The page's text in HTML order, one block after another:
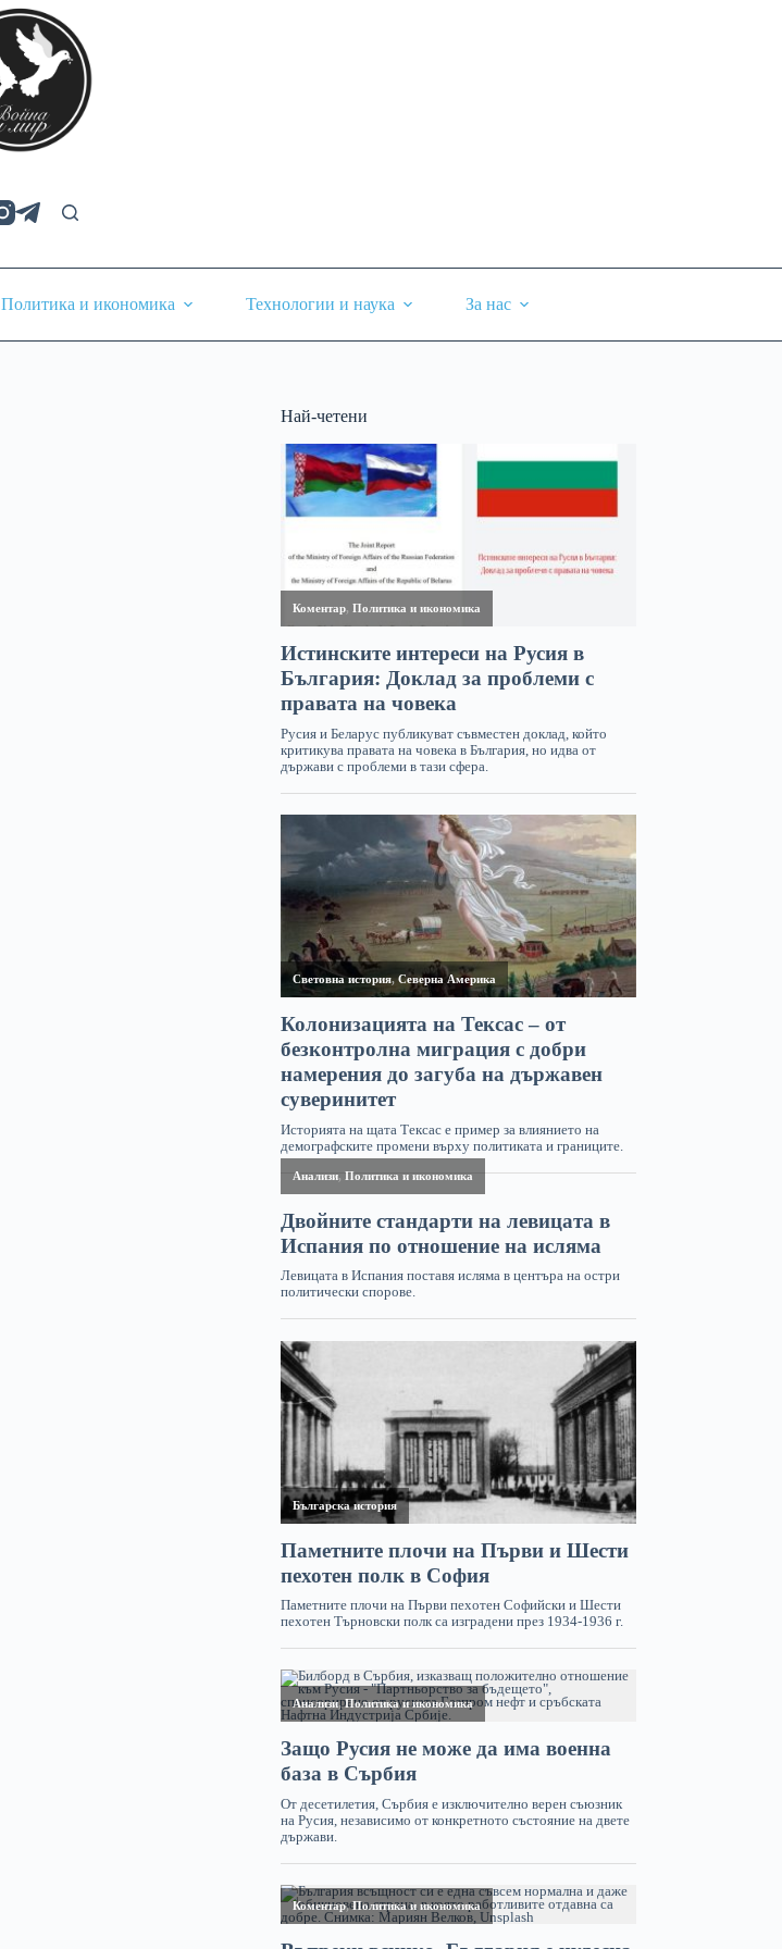
Политика и икономика Технологии и наука За нас
Най-четени